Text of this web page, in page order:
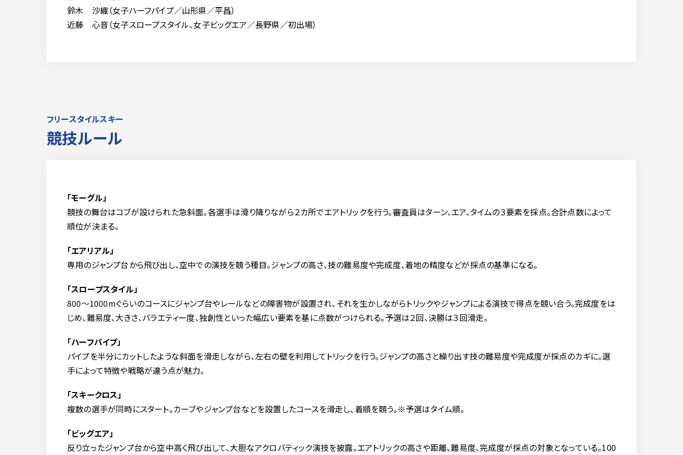
鈴木 沙織（女子ハーフパイプ／山形県／平昌）
近藤 心音（女子スロープスタイル、女子ビッグエア／長野県／初出場）
フリースタイルスキー
競技ルール
「モーグル」
競技の舞台はコブが設けられた急斜面。各選手は滑り降りながら２カ所でエアトリックを行う。審査員はターン、エア、タイムの３要素を採点。合計点数によって
順位が決まる。
「エアリアル」
専用のジャンプ台から飛び出し、空中での演技を競う種目。ジャンプの高さ、技の難易度や完成度、着地の精度などが採点の基準になる。
「スロープスタイル」
800～1000mぐらいのコースにジャンプ台やレールなどの障害物が設置され、それを生かしながらトリックやジャンプによる演技で得点を競い合う。完成度をは
じめ、難易度、大きさ、バラエティー度、独創性といった幅広い要素を基に点数がつけられる。予選は２回、決勝は３回滑走。
「ハーフパイプ」
パイプを半分にカットしたような斜面を滑走しながら、左右の壁を利用してトリックを行う。ジャンプの高さと繰り出す技の難易度や完成度が採点のカギに。選
手によって特徴や戦略が違う点が魅力。
「スキークロス」
複数の選手が同時にスタート。カーブやジャンプ台などを設置したコースを滑走し、着順を競う。※予選はタイム順。
「ビッグエア」
反り立ったジャンプ台から空中高く飛び出して、大胆なアクロバティック演技を披露。エアトリックの高さや距離、難易度、完成度が採点の対象となっている。100